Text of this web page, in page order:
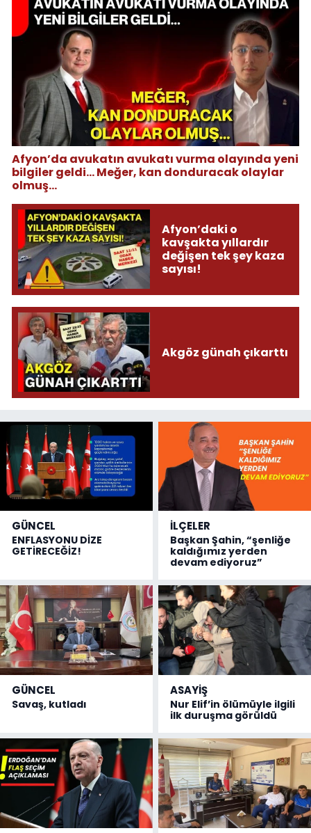
Afyon’da avukatın avukatı vurma olayında yeni
bilgiler geldi... Meğer, kan donduracak olaylar
olmuş...
Afyon’daki o
kavşakta yıllardır
değişen tek şey kaza
sayısı!
Akgöz günah çıkarttı
GÜNCEL
ENFLASYONU DİZE
GETİRECEĞİZ!
İLÇELER
Başkan Şahin, “şenliğe
kaldığımız yerden
devam ediyoruz”
GÜNCEL
Savaş, kutladı
ASAYİŞ
Nur Elif’in ölümüyle ilgili
ilk duruşma görüldü